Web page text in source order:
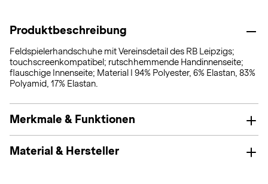
Produktbeschreibung
Feldspielerhandschuhe mit Vereinsdetail des RB Leipzigs;
touchscreenkompatibel; rutschhemmende Handinnenseite;
flauschige Innenseite; Material I 94% Polyester, 6% Elastan, 83%
Polyamid, 17% Elastan.
Merkmale & Funktionen
Material & Hersteller